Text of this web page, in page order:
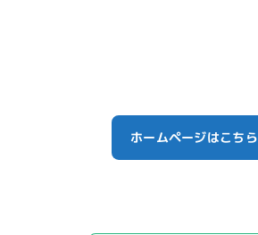
ホームページはこちら